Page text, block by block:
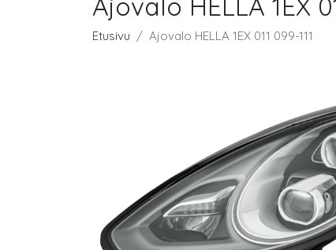
Ajovalo HELLA 1EX
Etusivu Ajovalo HELLA 1EX 011 099-111